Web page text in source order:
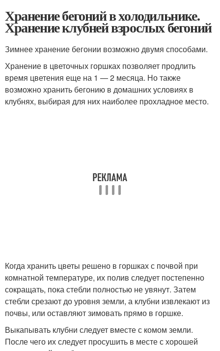
Хранение бегоний в холодильнике.
Хранение клубней взрослых бегоний
Зимнее хранение бегонии возможно двумя способами.
Хранение в цветочных горшках позволяет продлить
время цветения еще на 1 — 2 месяца. Но также
возможно хранить бегонию в домашних условиях в
клубнях, выбирая для них наиболее прохладное место.
Когда хранить цветы решено в горшках с почвой при
комнатной температуре, их полив следует постепенно
сокращать, пока стебли полностью не увянут. Затем
стебли срезают до уровня земли, а клубни извлекают из
почвы, или оставляют зимовать прямо в горшке.
Выкапывать клубни следует вместе с комом земли.
После чего их следует просушить в месте с хорошей